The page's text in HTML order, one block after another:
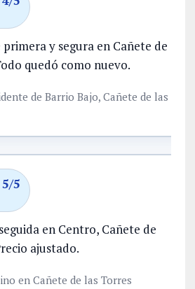
y segura en Cañete de
quedó como nuevo.
de Barrio Bajo, Cañete de las
5
en Centro, Cañete de
ajustado.
en Cañete de las Torres